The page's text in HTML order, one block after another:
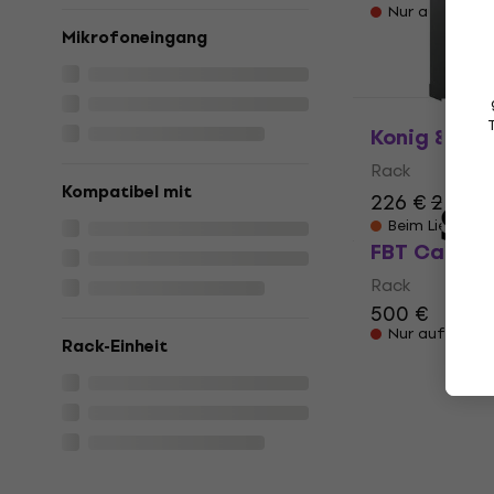
Mikrofoneingang
Kompatibel mit
Rack-Einheit
Nur auf
Konig &
Rack
226 €241 €
Beim
FBT Case
Rack
500 €
Nur auf